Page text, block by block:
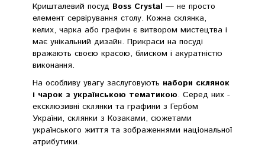
Кришталевий посуд Boss Crystal — не просто
елемент сервірування столу. Кожна склянка,
келих, чарка або графин є витвором мистецтва і
має унікальний дизайн. Прикраси на посуді
вражають своєю красою, блиском і акуратністю
виконання.
На особливу увагу заслуговують набори склянок
і чарок з українською тематикою. Серед них -
ексклюзивні склянки та графини з Гербом
України, склянки з Козаками, сюжетами
українського життя та зображеннями національної
атрибутики.